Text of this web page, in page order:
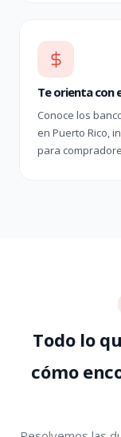
Te orienta con
Conoce los
en Puerto Rico,
para
Todo lo
cómo